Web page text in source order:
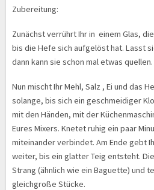
Zubereitung:
Zunächst verrührt Ihr in einem Glas,
bis die Hefe sich aufgelöst hat. Lasst
dann kann sie schon mal etwas quellen.
Nun mischt Ihr Mehl, Salz , Ei und das
solange, bis sich ein geschmeidiger
mit den Händen, mit der
Eures Mixers. Knetet ruhig ein paar
miteinander verbindet. Am Ende gebt
weiter, bis ein glatter Teig entsteht.
Strang (ähnlich wie ein Baguette) und
gleichgroße Stücke.